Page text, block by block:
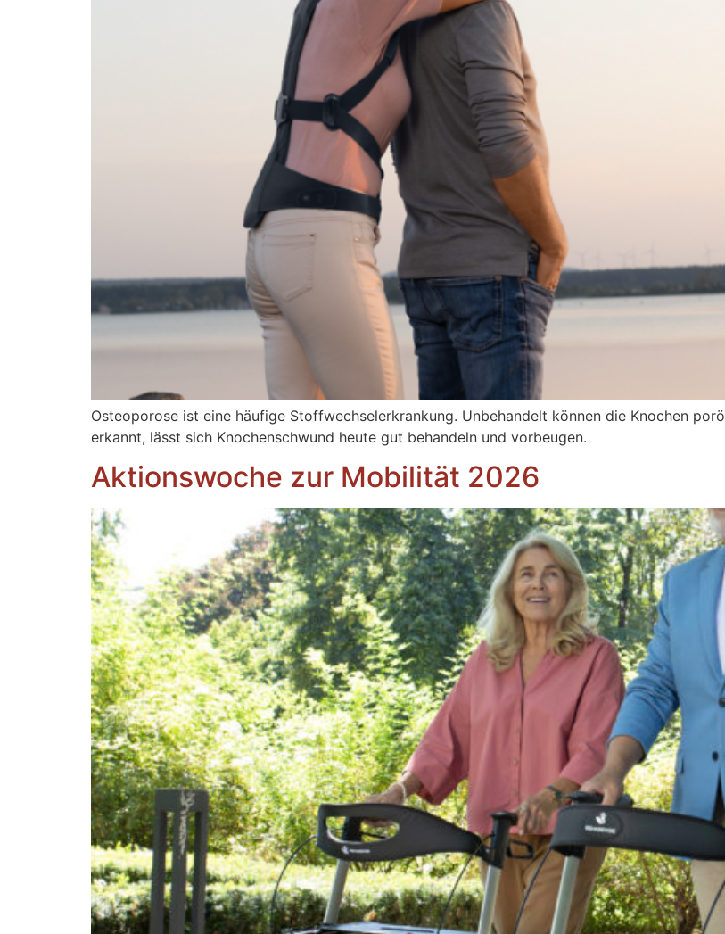
Osteoporose ist eine häufige Stoffwechselerkrankung. Unbehandelt können die Knochen
erkannt, lässt sich Knochenschwund heute gut behandeln und vorbeugen.
Aktionswoche zur Mobilität 2026